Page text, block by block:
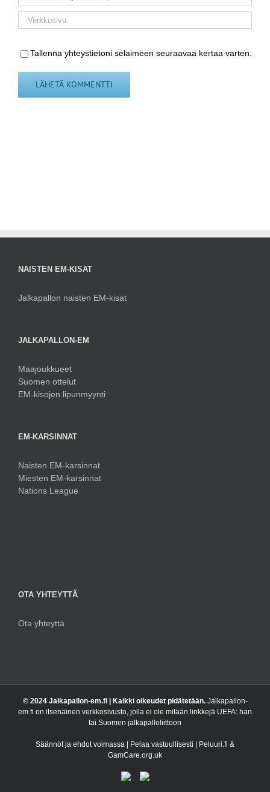
Tallenna yhteystietoni selaimeen seuraavaa kertaa varten.
NAISTEN EM-KISAT
Jalkapallon naisten EM-kisat
JALKAPALLON-EM
Maajoukkueet
Suomen ottelut
EM-kisojen lipunmyynti
EM-KARSINNAT
Naisten EM-karsinnat
Miesten EM-karsinnat
Nations League
OTA YHTEYTTÄ
Ota yhteyttä
© 2024 Jalkapallon-em.fi | Kaikki oikeudet pidätetään.Jalkapallon-
em.fi on itsenäinen verkkosivusto, jolla ei ole mitään linkkejä UEFA: han
tai Suomen jalkapalloliittoon
Säännöt ja ehdot voimassa | Pelaa vastuullisesti | Peluuri.fi &
GamCare.org.uk